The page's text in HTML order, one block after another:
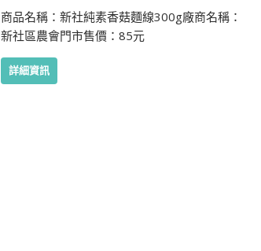
商品名稱：新社純素香菇麵線300g廠商名稱：
新社區農會門市售價：85元
詳細資訊